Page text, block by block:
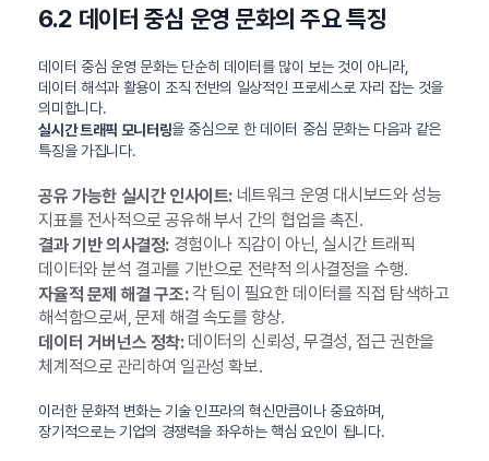
6.2 데이터 중심 운영 문화의 주요 특징
데이터 중심 운영 문화는 단순히 데이터를 많이 보는 것이 아니라,
데이터 해석과 활용이 조직 전반의 일상적인 프로세스로 자리 잡는 것을
의미합니다.
실시간 트래픽 모니터링을 중심으로 한 데이터 중심 문화는 다음과 같은
특징을 가집니다.
공유 가능한 실시간 인사이트:네트워크 운영 대시보드와 성능
지표를 전사적으로 공유해 부서 간의 협업을 촉진.
결과 기반 의사결정:경험이나 직감이 아닌, 실시간 트래픽
데이터와 분석 결과를 기반으로 전략적 의사결정을 수행.
자율적 문제 해결 구조:각 팀이 필요한 데이터를 직접 탐색하고
해석함으로써, 문제 해결 속도를 향상.
데이터 거버넌스 정착:데이터의 신뢰성, 무결성, 접근 권한을
체계적으로 관리하여 일관성 확보.
이러한 문화적 변화는 기술 인프라의 혁신만큼이나 중요하며,
장기적으로는 기업의 경쟁력을 좌우하는 핵심 요인이 됩니다.